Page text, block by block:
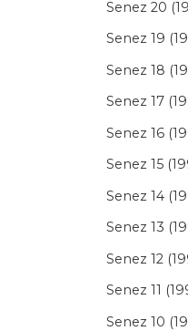
Senez 20
Senez 19
Senez 18
Senez 17
Senez 16
Senez 15
Senez 14
Senez 13
Senez 12
Senez 11
Senez 10